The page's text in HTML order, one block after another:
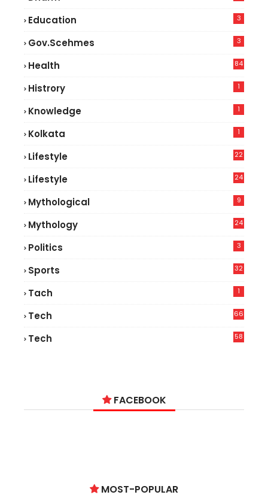
Education
3
Gov.scehmes 3
Health
84
Histrory 1
Knowledge 1
Kolkata 1
Lifestyle
22
Lifestyle
24
Mythological 9
Mythology 24
Politics 3
Sports 32
Tach 1
Tech
66
Tech
58
FACEBOOK
MOST-POPULAR